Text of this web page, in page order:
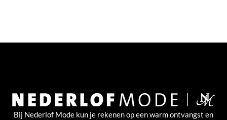
Bij Nederlof Mode kun je rekenen op een warm ontvangst en